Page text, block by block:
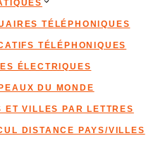
TÉLÉPHONIQUES
TÉLÉPHONIQUES
ÉLECTRIQUES
DU MONDE
ET VILLES PAR LETTRES
DISTANCE PAYS/VILLES